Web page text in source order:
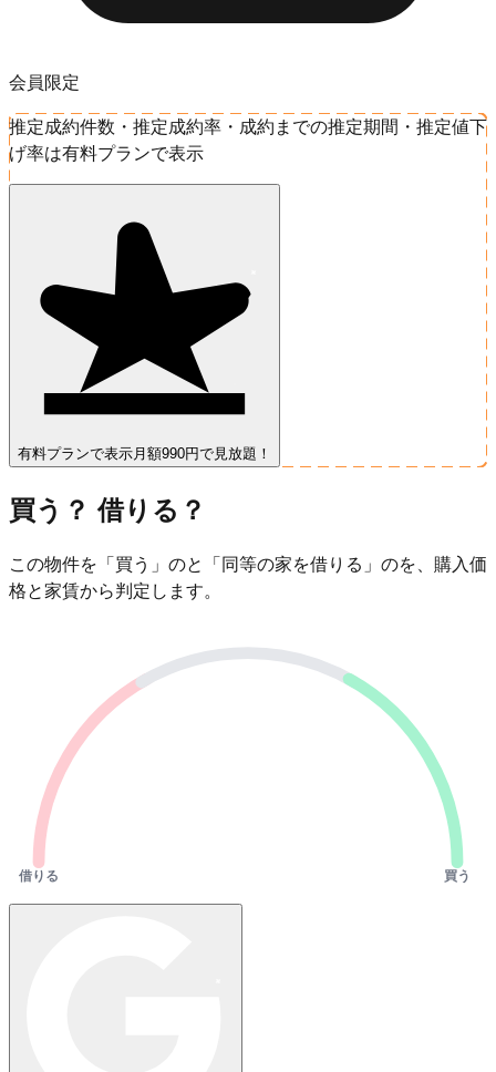
会員限定
推定成約件数・推定成約率・成約までの推定期間・推定値下
げ率は有料プランで表示
有料プランで表示 月額990円で見放題！
買う？ 借りる？
この物件を「買う」のと「同等の家を借りる」のを、購入価
格と家賃から判定します。
借りる 買う